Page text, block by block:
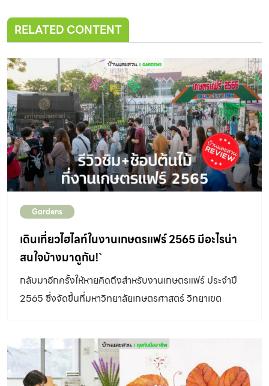
RELATED CONTENT
Gardens
เดินเที่ยวไฮไลท์ในงานเกษตรแฟร์ 2565 มีอะไรน่า
สนใจบ้างมาดูกัน!`
กลับมาอีกครั้งให้หายคิดถึงสำหรับงานเกษตรแฟร์ ประจำปี
2565 ซึ่งจัดขึ้นที่มหาวิทยาลัยเกษตรศาสตร์ วิทยาเขต
กุมภาพันธ์ 2565ปีนี้จัดขึ้นภายใต้แนวคิด “เกษตรวิถีใหม่ หลัง
มหันตภัยโควิด” โดยเป็นการจัดงานตามมาตรการป้องกันโค
วิด-19 อย่างเข้มงวด ซึ่งผู้ที่จะเข้างานต้องแสดงผลการรับ